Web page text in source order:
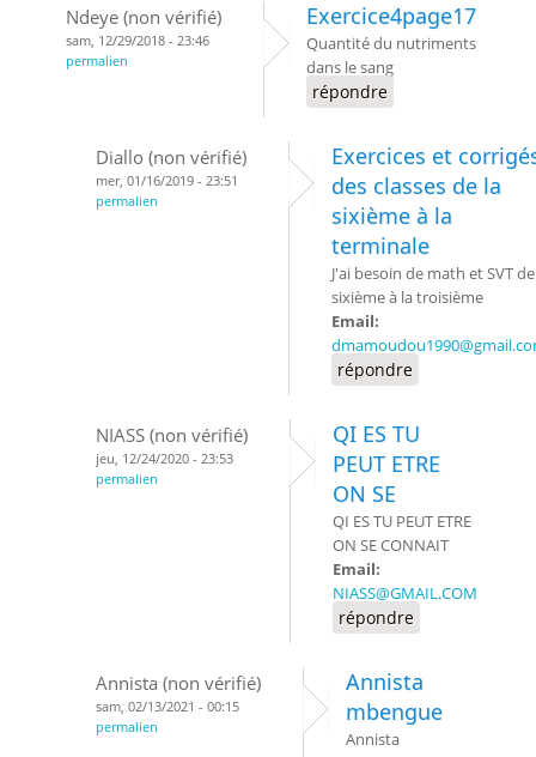
Ndeye (non vérifié)
sam, 12/29/2018 - 23:46
permalien
Exercice4page17
Quantité du nutriments
dans le sang
répondre
Diallo (non vérifié)
mer, 01/16/2019 - 23:51
permalien
Exercices et
des classes de la
sixième à la
terminale
J'ai besoin de math et SVT de
sixième à la troisième
Email:
répondre
NIASS (non vérifié)
jeu, 12/24/2020 - 23:53
permalien
QI ES TU
PEUT ETRE
ON SE
QI ES TU PEUT ETRE
ON SE CONNAIT
Email:
NIASS@GMAIL.COM
répondre
Annista (non vérifié)
sam, 02/13/2021 - 00:15
permalien
Annista
mbengue
Annista